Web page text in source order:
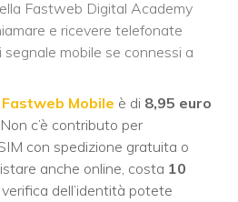
Fastweb Digital Academy
e ricevere telefonate
mobile se connessi a
Fastweb Mobile è di 8,95 euro
c’è contributo per
con spedizione gratuita o
anche online, costa 10
dell’identità potete